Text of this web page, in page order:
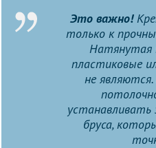
Это важно!
только к
Натянутая
пластиковые
не
устанавливать
бруса,